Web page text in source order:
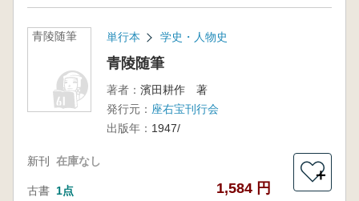
青陵随筆 単行本 学史・人物史
青陵随筆
著者： 濱田耕作 著
発行元： 座右宝刊行会
出版年： 1947/
新刊 在庫なし
古書 1点 1,584 円
＋